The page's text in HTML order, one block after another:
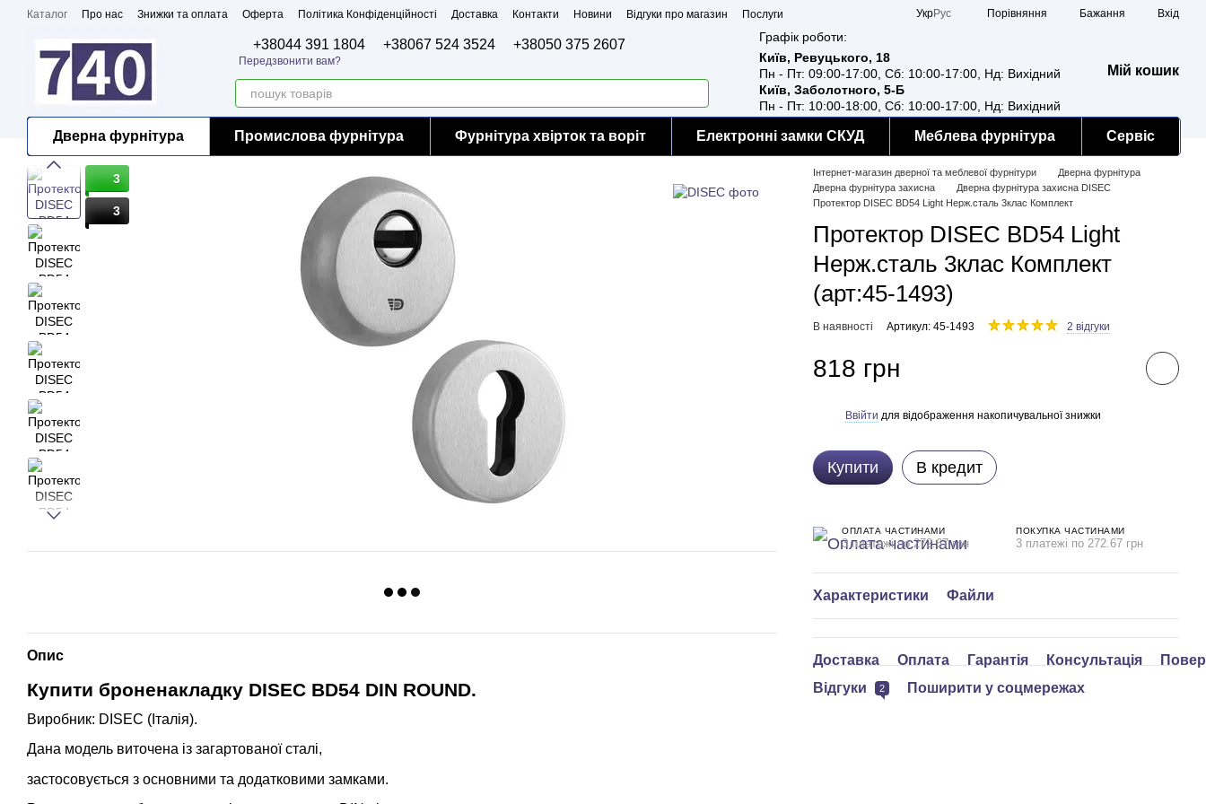
Перейти до основного контенту
Каталог Про нас Знижки та оплата Оферта Політика Конфіденційності Доставка Контакти Новини Відгуки про магазин
Послуги
УкрРус Порівняння Бажання Вхід
+38044 391 1804 +38067 524 3524 +38050 375 2607
Передзвонити вам?
Графік роботи:
Київ, Ревуцького, 18
Пн - Пт: 09:00-17:00, Сб: 10:00-17:00, Нд: Вихідний
Київ, Заболотного, 5-Б
Пн - Пт: 10:00-18:00, Сб: 10:00-17:00, Нд: Вихідний
Мій кошик
Дверна фурнітура Промислова фурнітура Фурнітура хвірток та воріт Електронні замки СКУД Меблева фурнітура Сервіс
3
3
Опис
Купити броненакладку DISEC BD54 DIN ROUND.
Виробник: DISEC (Італія).
Дана модель виточена із загартованої сталі,
застосовується з основними та додатковими замками.
Інтернет-магазин дверної та меблевої фурнітури
Дверна фурнітура
Дверна фурнітура захисна
Дверна фурнітура захисна DISEC
Протектор DISEC BD54 Light Нерж.сталь 3клас Комплект
Протектор DISEC BD54 Light
Нерж.сталь 3клас Комплект
(арт:45-1493)
В наявності Артикул: 45-1493 2 відгуки
818 грн
Ввійти для відображення накопичувальної знижки
Купити В кредит
ОПЛАТА ЧАСТИНАМИ
3 платежі по 272.67 грн
ПОКУПКА ЧАСТИНАМИ
3 платежі по 272.67 грн
Характеристики Файли
Доставка Оплата Гарантія Консультація
Відгуки
2 Поширити у соцмережах